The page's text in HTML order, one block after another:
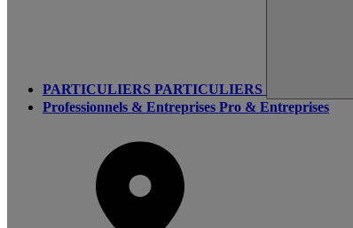
PARTICULIERS PARTICULIERS
Professionnels & Entreprises Pro & Entreprises